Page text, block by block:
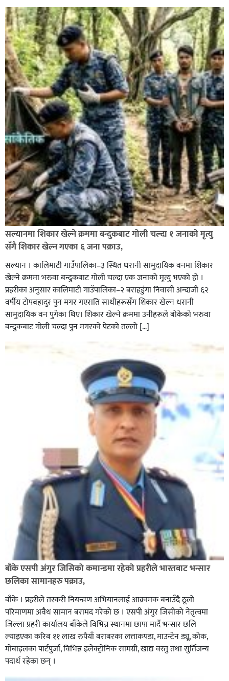
बाँके एसपी अंगुर जिसिको कमान्डमा रहेको प्रहरीले भारतबाट
भन्सार छलिका सामानहरु पक्राउ,
नेपाल प्रहरीमा जवानदेखि डिआईजीसम्म एक हजार ८४८ प्रहरीहरु
विभागीय कारवाहीमा,
घर–घरमा मेयर बन्छु भनेर काम गर्ने जन्मेपछि नै पालिका बन्छ :
सबिन प्रियासन चौधरी
अविरल वर्षाले कालीगण्डकी नदी तटीय क्षेत्रमा रहेको पाल्पाको
पर्यटकीय स्थल रानीमहल डुबानमा,
सल्यानमा शिकार खेल्ने क्रममा बन्दुकबाट गोली चल्दा १ जनाको मृत्यु
सँगै शिकार खेल्न गएका ६ जना पक्राउ,
सल्यान । कालिमाटी गाउँपालिका–३ स्थित धरानी सामुदायिक वनमा शिकार
खेल्ने क्रममा भरुवा बन्दुकबाट गोली चल्दा एक जनाको मृत्यु भएको हो ।
प्रहरीका अनुसार कालिमाटी गाउँपालिका–२ बराहडुंगा निवासी अन्दाजी ६२
वर्षीय टोपबहादुर पुन मगर गएराति साथीहरूसँग शिकार खेल्न धरानी
सामुदायिक वन पुगेका थिए। शिकार खेल्ने क्रममा उनीहरूले बोकेको भरुवा
बन्दुकबाट गोली चल्दा पुन मगरको पेटको तल्लो […]
बाँके एसपी अंगुर जिसिको कमान्डमा रहेको प्रहरीले भारतबाट भन्सार
छलिका सामानहरु पक्राउ,
बाँके । प्रहरीले तस्करी नियन्त्रण अभियानलाई आक्रामक बनाउँदै ठूलो
परिमाणमा अवैध सामान बरामद गरेको छ । एसपी अंगुर जिसीको नेतृत्वमा
जिल्ला प्रहरी कार्यालय बाँकेले विभिन्न स्थानमा छापा मार्दै भन्सार छलि
ल्याइएका करिब ११ लाख रुपैयाँ बराबरका लत्ताकपडा, माउन्टेन ड्यू, कोक,
मोबाइलका पार्टपुर्जा, विभिन्न इलेक्ट्रोनिक सामग्री, खाद्य वस्तु तथा सुर्तिजन्य
पदार्थ रहेका छन् ।